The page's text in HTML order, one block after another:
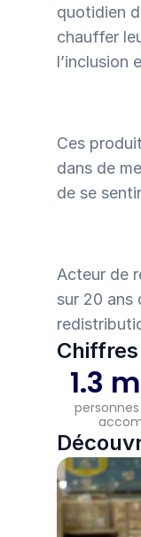
quotidien
chauffer
l’inclusion
Ces
dans de
de se
Acteur de
sur 20 ans
1.3